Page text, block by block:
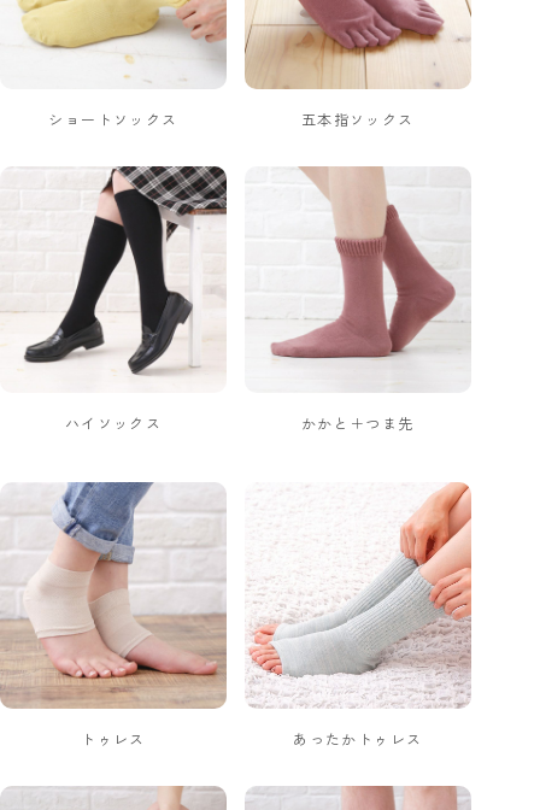
ショートソックス 五本指ソックス
ハイソックス かかと＋つま先
トゥレス あったかトゥレス